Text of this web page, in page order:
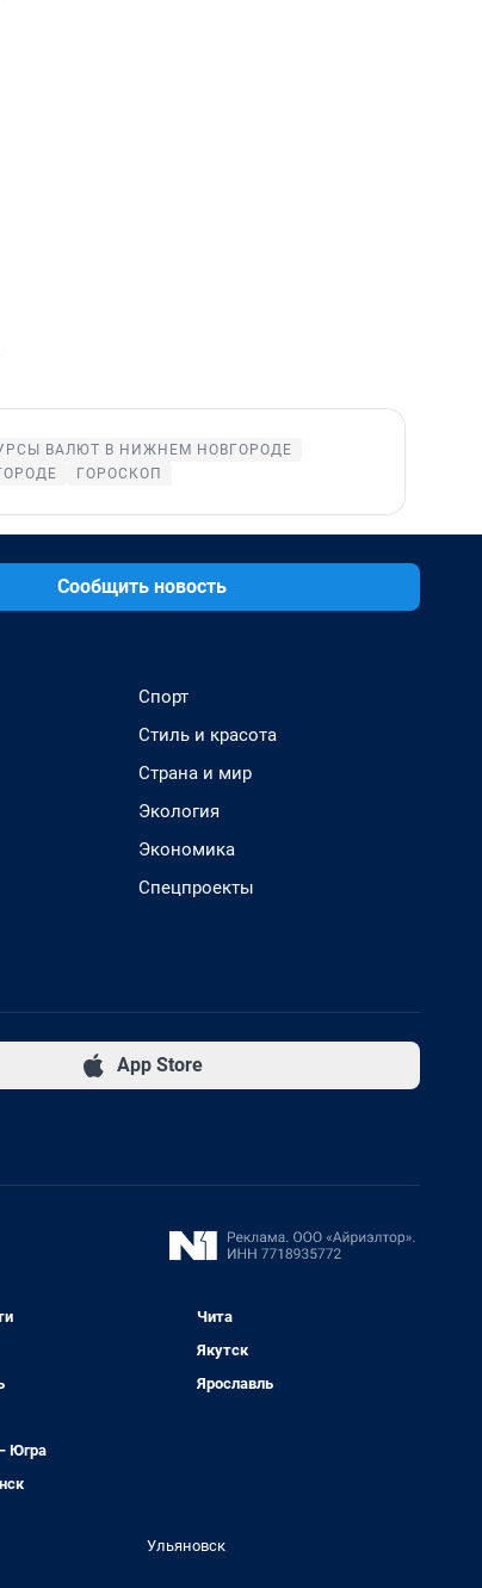
ВАЛЮТ В НИЖНЕМ НОВГОРОДЕ
ГОРОСКОП
Сообщить новость
Спорт
Стиль и красота
Страна и мир
Экология
Экономика
Спецпроекты
App Store
Югра
Чита
Якутск
Ярославль
Ульяновск